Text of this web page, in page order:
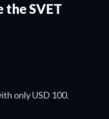
the SVET
only USD 100.